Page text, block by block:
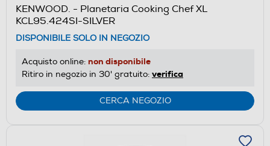
KENWOOD. - Planetaria Cooking Chef XL
KCL95.424SI-SILVER
DISPONIBILE SOLO IN NEGOZIO
Acquisto online: non disponibile
Ritiro in negozio in 30' gratuito: verifica
CERCA NEGOZIO